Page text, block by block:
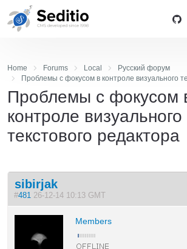
Home Forums Local
Русский форум
Проблемы с фокусом в контроле визуального
Проблемы с фокусом
контроле визуального
текстового редактора
sibirjak
#481 26-12-14 10:13 GMT
Members